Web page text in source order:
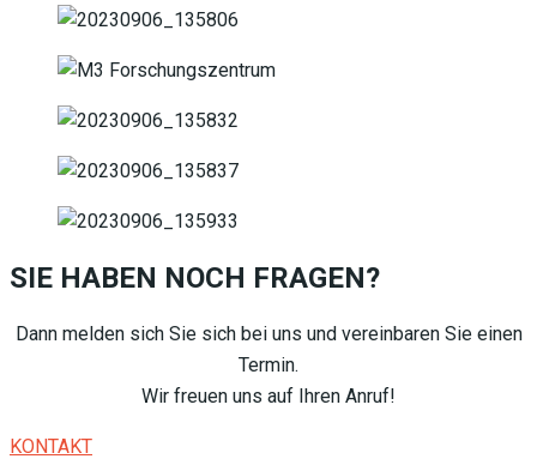
SIE HABEN NOCH FRAGEN?
Dann melden sich Sie sich bei uns und vereinbaren Sie einen
Termin.
Wir freuen uns auf Ihren Anruf!
KONTAKT